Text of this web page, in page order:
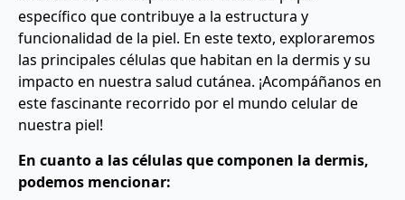
específico que contribuye a la estructura y
funcionalidad de la piel. En este texto, exploraremos
las principales células que habitan en la dermis y su
impacto en nuestra salud cutánea. ¡Acompáñanos en
este fascinante recorrido por el mundo celular de
nuestra piel!
En cuanto a las células que componen la dermis,
podemos mencionar: